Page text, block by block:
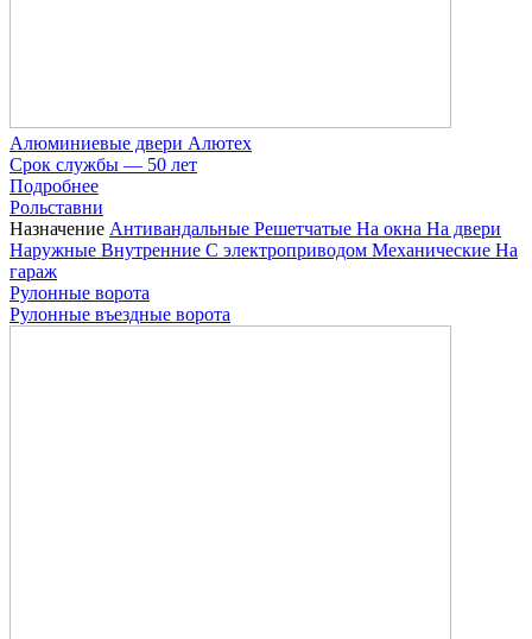
Алюминиевые двери Алютех
Срок службы — 50 лет
Подробнее
Рольставни
Назначение Антивандальные Решетчатые На окна На двери
Наружные Внутренние С электроприводом Механические На
гараж
Рулонные ворота
Рулонные въездные ворота